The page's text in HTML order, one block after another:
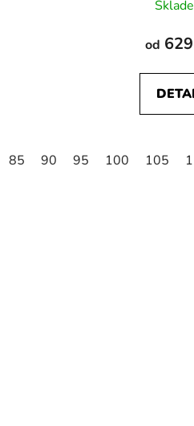
od
85 90 95 100 105